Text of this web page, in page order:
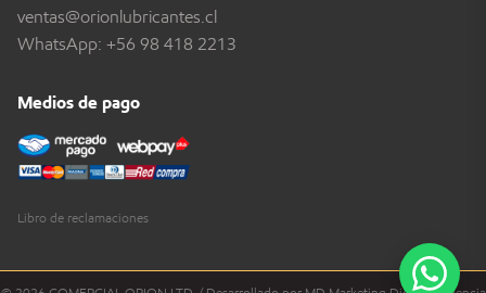
ventas@orionlubricantes.cl
WhatsApp: +56 98 418 2213
Medios de pago
Libro de reclamaciones